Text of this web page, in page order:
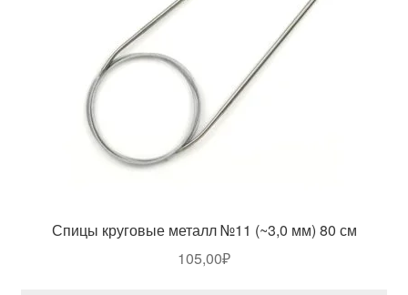
Спицы круговые металл №11 (~3,0 мм) 80 см
105,00₽